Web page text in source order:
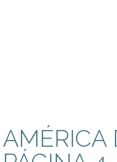
AMÉRICA